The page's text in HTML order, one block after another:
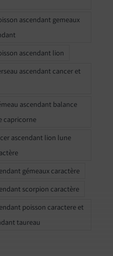
ascendant gemeaux
ascendant lion
ascendant cancer et
ascendant balance
capricorne
ascendant lion lune
gémeaux caractère
scorpion caractère
poisson caractere et
taureau